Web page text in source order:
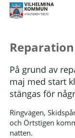
På grund av
maj med start
stängas för
Ringvägen,
och Örtstigen
natten.